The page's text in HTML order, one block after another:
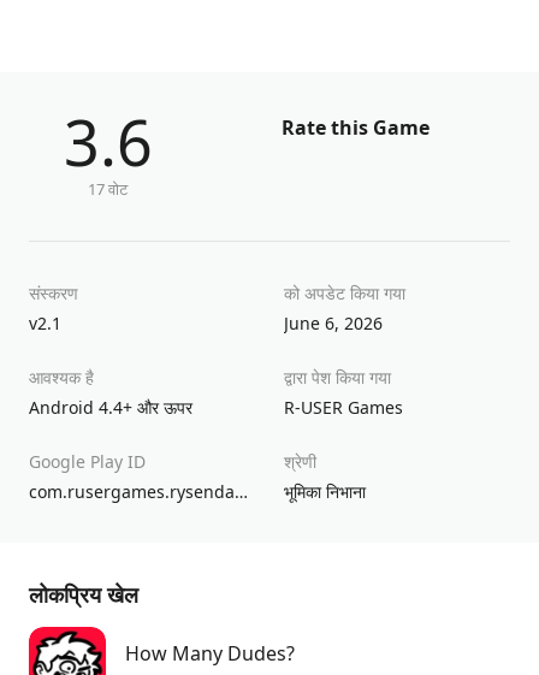
3.6
17 वोट
Rate this Game
संस्करण
v2.1
को अपडेट किया गया
June 6, 2026
आवश्यक है
Android 4.4+ और ऊपर
द्वारा पेश किया गया
R-USER Games
Google Play ID
com.rusergames.rysendawn
श्रेणी
भूमिका निभाना
लोकप्रिय खेल
How Many Dudes?